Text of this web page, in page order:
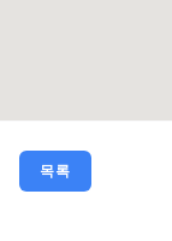
목록